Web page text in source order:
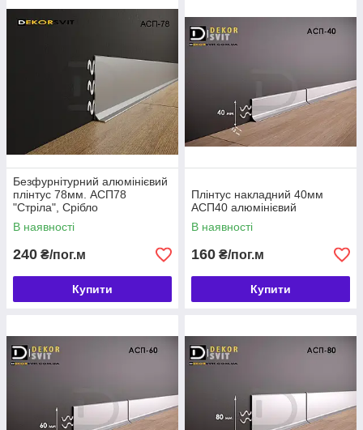
Безфурнітурний алюмінієвий
плінтус 78мм. АСП78
"Стріла", Срібло
В наявності
240 ₴/пог.м
Купити
Плінтус накладний 40мм
АСП40 алюмінієвий
В наявності
160 ₴/пог.м
Купити